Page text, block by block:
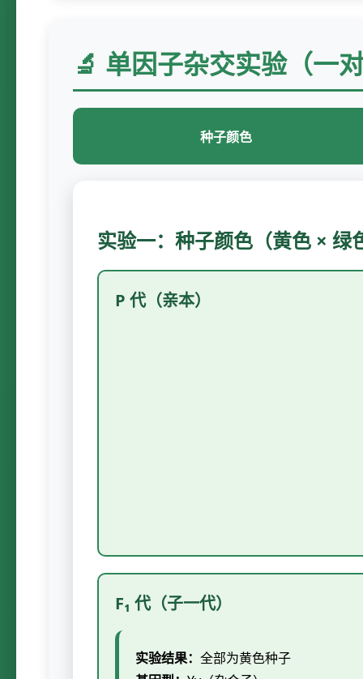
🔬 单因子杂交实验（一
种子颜色
实验一：种子颜色（黄色 × 绿
P 代（亲本）
F₁ 代（子一代）
实验结果： 全部为黄色种子